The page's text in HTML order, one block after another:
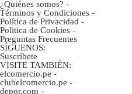
¿Quiénes somos? -
Términos y Condiciones -
Política de Privacidad -
Politica de Cookies -
Preguntas Frecuentes
SÍGUENOS:
Suscríbete
VISITE TAMBIÉN:
elcomercio.pe -
clubelcomercio.pe -
depor.com -